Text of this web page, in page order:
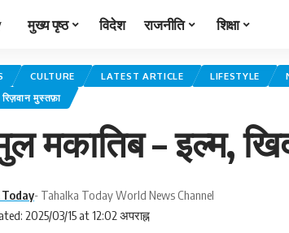
मुख्य पृष्ठ विदेश राजनीति शिक्षा
CULTURE LATEST ARTICLE LIFESTYLE
मुस्तफ़ा
मकातिब – इल्म,
2025/03/15 at 12:02 अपराह्न
- Tahalka Today World News Channel